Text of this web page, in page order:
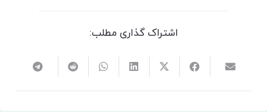
اشتراک گذاری مطلب: